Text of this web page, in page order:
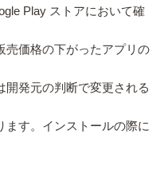
Play ストアにおいて確
価格の下がったアプリの
発元の判断で変更される
す。インストールの際に